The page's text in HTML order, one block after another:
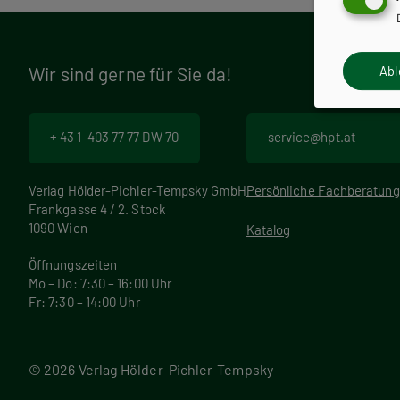
r
a
m
Wir sind gerne für Sie da!
+ 43 1 403 77 77 DW 70
Verlag Hölder-Pichler-Tempsky GmbH
Frankgasse 4 / 2. Stock
1090 Wien
Öffnungszeiten
Mo – Do: 7:30 – 16:00 Uhr
Fr: 7:30 – 14:00 Uhr
service@hpt.at
Persönliche Fachberatung
Katalog
© 2026 Verlag Hölder-Pichler-Tempsky